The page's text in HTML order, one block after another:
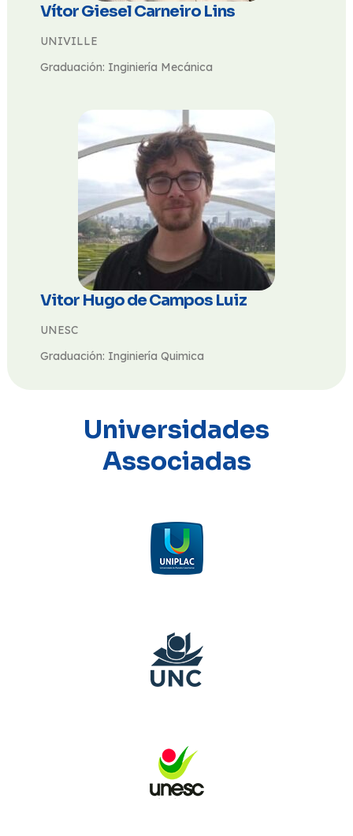
Vítor Giesel Carneiro Lins
UNIVILLE
Graduación: Inginiería Mecánica
Vitor Hugo de Campos Luiz
UNESC
Graduación: Inginiería Quimica
Universidades
Associadas